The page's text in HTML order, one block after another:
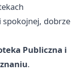
spokojnej, dobrze
Publiczna i
.